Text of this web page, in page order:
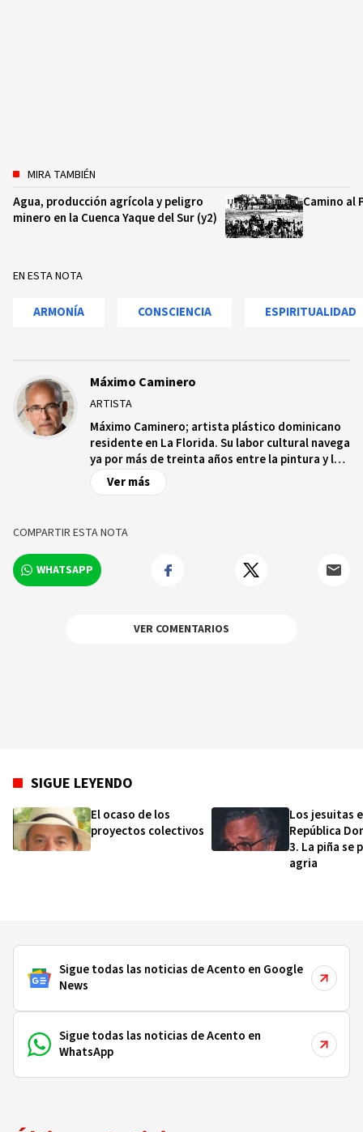
MIRA TAMBIÉN
Agua, producción agrícola y peligro
minero en la Cuenca Yaque del Sur (y2)
Camino al
EN ESTA NOTA
ARMONÍA CONSCIENCIA ESPIRITUALIDAD
Máximo Caminero
ARTISTA
Máximo Caminero; artista plástico dominicano
residente en La Florida. Su labor cultural navega
ya por más de treinta años entre la pintura y las
letras. Sus escritos tocan temas filosóficos,
políticos, cotidianos, anecdóticos o como a él le
existencialista con pinceladas de humor y
realismo mágico.
Ver más
COMPARTIR ESTA NOTA
WHATSAPP
VER COMENTARIOS
SIGUE LEYENDO
El ocaso de los
proyectos colectivos
Los jesuitas
República
3. La piña se
agria
Sigue todas las noticias de Acento en Google
News
Sigue todas las noticias de Acento en
WhatsApp